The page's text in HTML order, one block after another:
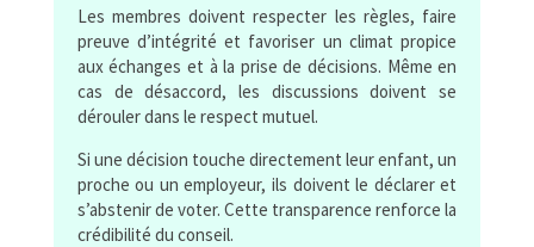
Les membres doivent respecter les règles, faire
preuve d’intégrité et favoriser un climat propice
aux échanges et à la prise de décisions. Même en
cas de désaccord, les discussions doivent se
dérouler dans le respect mutuel.
Si une décision touche directement leur enfant, un
proche ou un employeur, ils doivent le déclarer et
s’abstenir de voter. Cette transparence renforce la
crédibilité du conseil.